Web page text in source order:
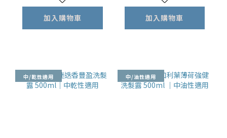
加入購物車 加入購物車
中/乾性適用 中/油性適用